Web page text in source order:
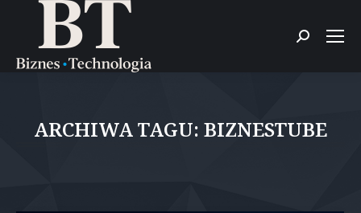
Szukaj:
ARCHIWA TAGU: BIZNESTUBE